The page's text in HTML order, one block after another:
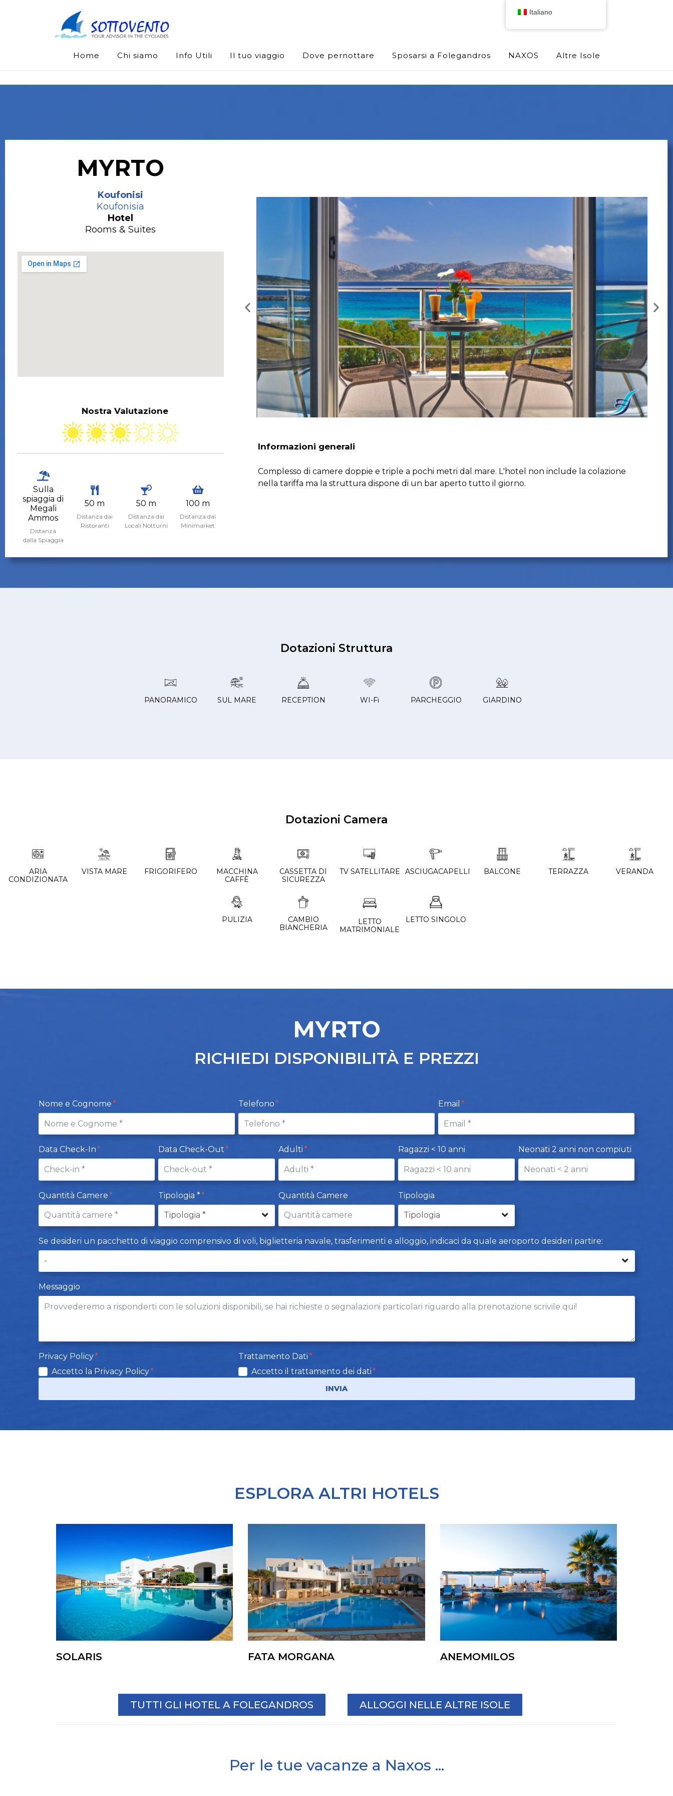
Home Chi siamo Info Utili Il tuo viaggio Dove pernottare Sposarsi a Folegandros NAXOS Altre Isole
MYRTO
Koufonisi
Koufonisia
Hotel
Rooms & Suites
Nostra Valutazione
Sulla
spiaggia di
Megali
Ammos
Distanza
dalla Spiaggia
50 m
Distanza dai
Ristoranti
50 m
Distanza dai
Locali Notturni
100 m
Distanza dai
Minimarket
Informazioni generali
Complesso di camere doppie e triple a pochi metri dal mare. L'hotel non include la colazione
nella tariffa ma la struttura dispone di un bar aperto tutto il giorno.
Dotazioni Struttura
PANORAMICO SUL MARE RECEPTION WI-Fi PARCHEGGIO GIARDINO
Dotazioni Camera
ARIA
CONDIZIONATA
VISTA MARE FRIGORIFERO
MACCHINA
CAFFÈ
CASSETTA DI
SICUREZZA
TV SATELLITARE ASCIUGACAPELLI BALCONE TERRAZZA VERANDA
PULIZIA
CAMBIO
BIANCHERIA
LETTO
MATRIMONIALE
LETTO SINGOLO
MYRTO
RICHIEDI DISPONIBILITÀ E PREZZI
Nome e Cognome Telefono Email
Data Check-In Data Check-Out Adulti Ragazzi < 10 anni Neonati 2 anni non compiuti
Quantità Camere Tipologia * Quantità Camere Tipologia
Se desideri un pacchetto di viaggio comprensivo di voli, biglietteria navale, trasferimenti e alloggio, indicaci da quale aeroporto desideri partire:
Messaggio
Privacy Policy
Accetto la Privacy Policy
Trattamento Dati
Accetto il trattamento dei dati
INVIA
ESPLORA ALTRI HOTELS
SOLARIS FATA MORGANA ANEMOMILOS
TUTTI GLI HOTEL A FOLEGANDROS ALLOGGI NELLE ALTRE ISOLE
Per le tue vacanze a Naxos ...
Italiano